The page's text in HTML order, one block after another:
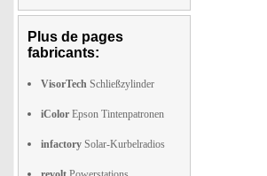
Plus de pages
fabricants:
VisorTech Schließzylinder
iColor Epson Tintenpatronen
infactory Solar-Kurbelradios